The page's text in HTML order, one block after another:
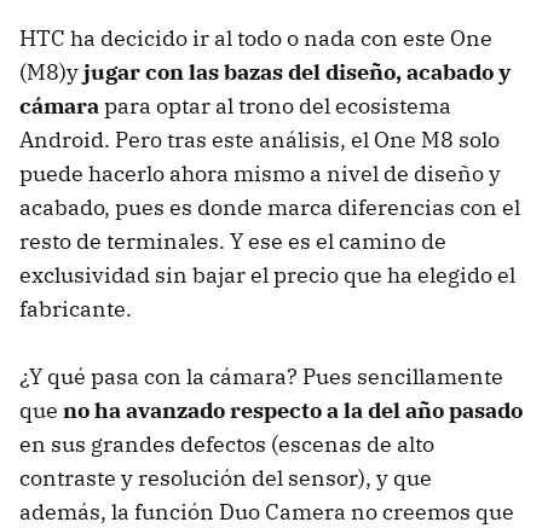
HTC ha decicido ir al todo o nada con este One
(M8)yjugar con las bazas del diseño, acabado y
cámarapara optar al trono del ecosistema
Android. Pero tras este análisis, el One M8 solo
puede hacerlo ahora mismo a nivel de diseño y
acabado, pues es donde marca diferencias con el
resto de terminales. Y ese es el camino de
exclusividad sin bajar el precio que ha elegido el
fabricante.
¿Y qué pasa con la cámara? Pues sencillamente
que no ha avanzado respecto a la del año pasado
en sus grandes defectos (escenas de alto
contraste y resolución del sensor), y que
además, la función Duo Camera no creemos que